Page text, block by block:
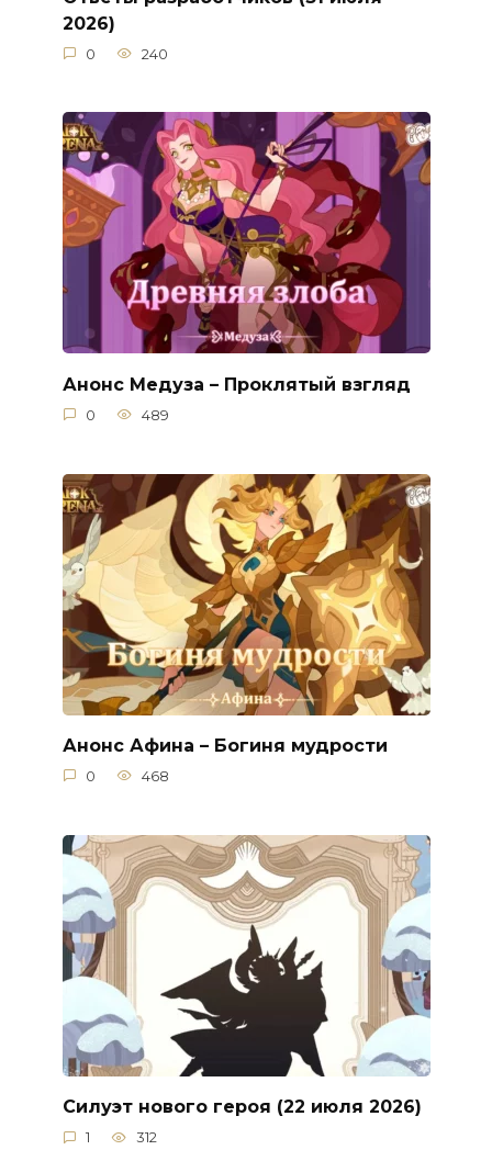
2026)
0 240
Анонс Медуза – Проклятый взгляд
0 489
Анонс Афина – Богиня мудрости
0 468
Силуэт нового героя (22 июля 2026)
1 312